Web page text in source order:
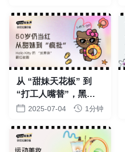
从 “甜妹天花板” 到
“打工人嘴替”，黑皮
Kitty 翻红折射出的消
2025-07-04 1分钟